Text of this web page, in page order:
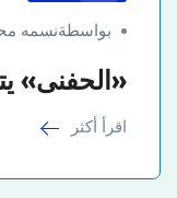
بواسطةنسمه
«الحفنى»
اقرأ أكثر